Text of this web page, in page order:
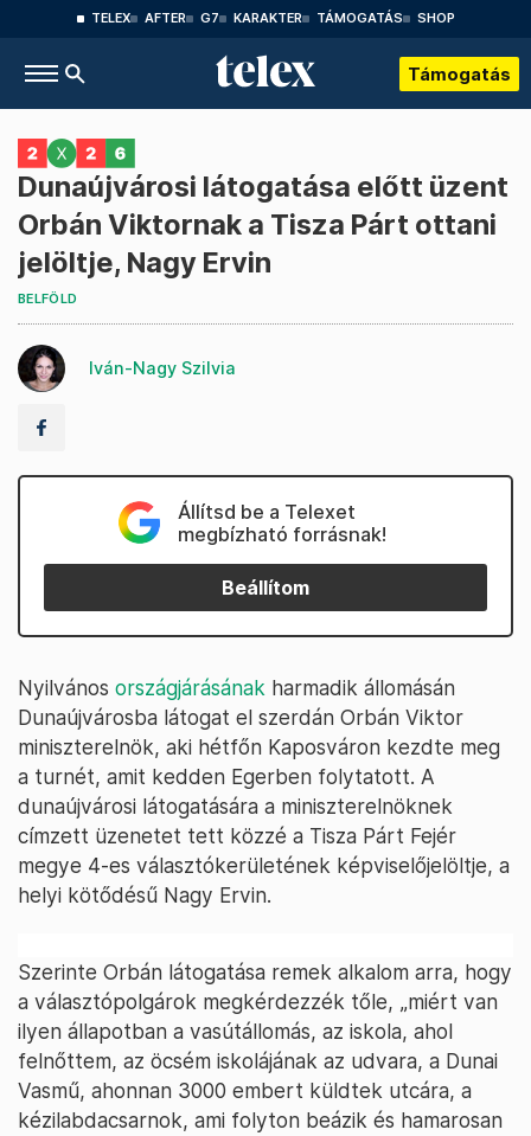
TELEX AFTER G7 KARAKTER TÁMOGATÁS SHOP
Támogatás
Dunaújvárosi látogatása előtt üzent
Orbán Viktornak a Tisza Párt ottani
jelöltje, Nagy Ervin
BELFÖLD
Iván-Nagy Szilvia
Állítsd be a Telexet
megbízható forrásnak!
Beállítom
Nyilvános országjárásának harmadik állomásán
Dunaújvárosba látogat el szerdán Orbán Viktor
miniszterelnök, aki hétfőn Kaposváron kezdte meg
a turnét, amit kedden Egerben folytatott. A
dunaújvárosi látogatására a miniszterelnöknek
címzett üzenetet tett közzé a Tisza Párt Fejér
megye 4-es választókerületének képviselőjelöltje, a
helyi kötődésű Nagy Ervin.
Szerinte Orbán látogatása remek alkalom arra, hogy
a választópolgárok megkérdezzék tőle, „miért van
ilyen állapotban a vasútállomás, az iskola, ahol
felnőttem, az öcsém iskolájának az udvara, a Dunai
Vasmű, ahonnan 3000 embert küldtek utcára, a
kézilabdacsarnok, ami folyton beázik és hamarosan